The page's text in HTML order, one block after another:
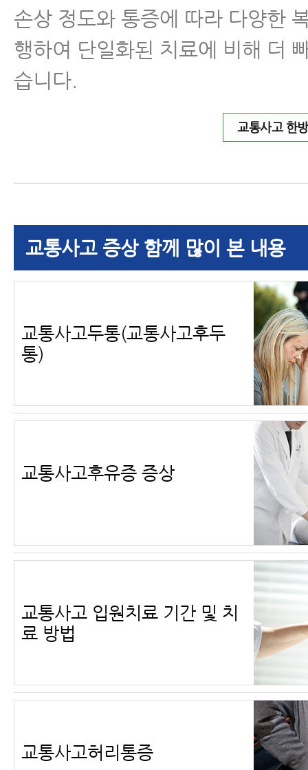
손상 정도와 통증에 따라 다양한
행하여 단일화된 치료에 비해 더
습니다.
교통사고 한
교통사고 증상 함께 많이 본 내용
교통사고두통(교통사고후두
통)
교통사고후유증 증상
교통사고 입원치료 기간 및 치
료 방법
교통사고허리통증